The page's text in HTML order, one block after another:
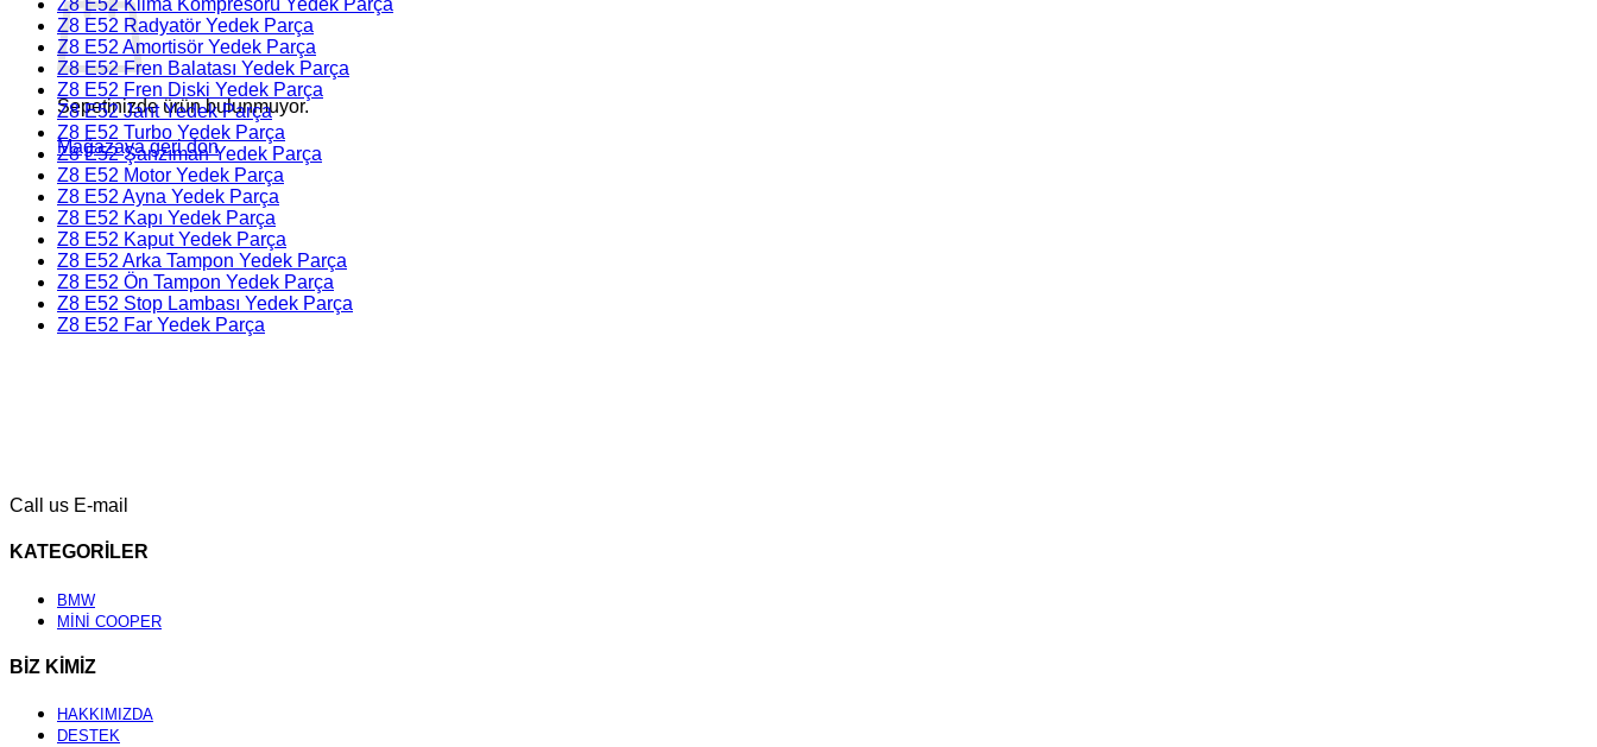
Sepetinizde ürün bulunmuyor.
Mağazaya geri dön
Z8 E52 Klima Kompresörü Yedek Parça
Z8 E52 Radyatör Yedek Parça
Z8 E52 Amortisör Yedek Parça
Z8 E52 Fren Balatası Yedek Parça
Z8 E52 Fren Diski Yedek Parça
Z8 E52 Jant Yedek Parça
Z8 E52 Turbo Yedek Parça
Z8 E52 Şanzıman Yedek Parça
Z8 E52 Motor Yedek Parça
Z8 E52 Ayna Yedek Parça
Z8 E52 Kapı Yedek Parça
Z8 E52 Kaput Yedek Parça
Z8 E52 Arka Tampon Yedek Parça
Z8 E52 Ön Tampon Yedek Parça
Z8 E52 Stop Lambası Yedek Parça
Z8 E52 Far Yedek Parça
Call us E-mail
KATEGORİLER
BMW
MİNİ COOPER
BİZ KİMİZ
HAKKIMIZDA
DESTEK